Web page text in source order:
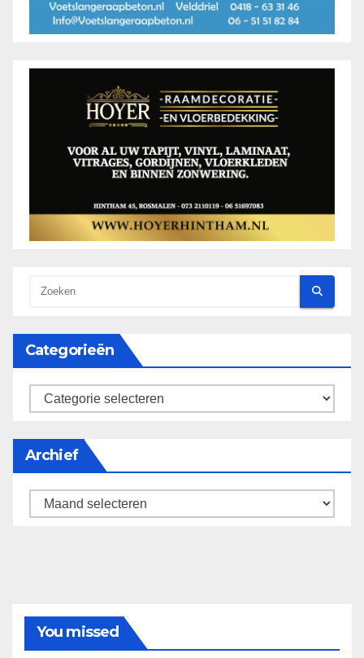
Categorieën
categorieën
Archief
Archief
You missed